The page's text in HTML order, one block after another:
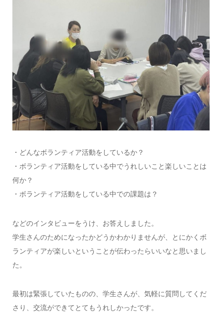
・どんなボランティア活動をしているか？
・ボランティア活動をしている中でうれしいこと楽しいことは
何か？
・ボランティア活動をしている中での課題は？
などのインタビューをうけ、お答えしました。
学生さんのためになったかどうかわかりませんが、とにかくボ
ランティアが楽しいということが伝わったらいいなと思いまし
た。
最初は緊張していたものの、学生さんが、気軽に質問してくだ
さり、交流ができてとてもうれしかったです。